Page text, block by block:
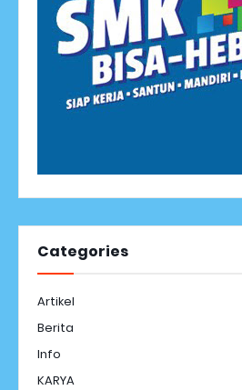
Categories
Artikel
Berita
Info
KARYA